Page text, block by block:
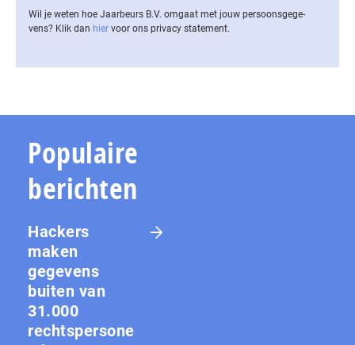
Wil je weten hoe Jaarbeurs B.V. omgaat met jouw per­soons­ge­ge­
vens? Klik dan hier voor ons privacy statement.
Populaire
berichten
Hackers
maken
gegevens
buiten van
31.000
rechtspersone